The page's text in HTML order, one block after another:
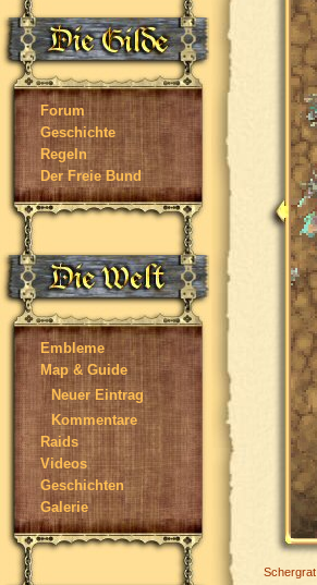
Forum
Geschichte
Regeln
Der Freie Bund
Embleme
Map & Guide
Neuer Eintrag
Kommentare
Raids
Videos
Geschichten
Galerie
Schergrat